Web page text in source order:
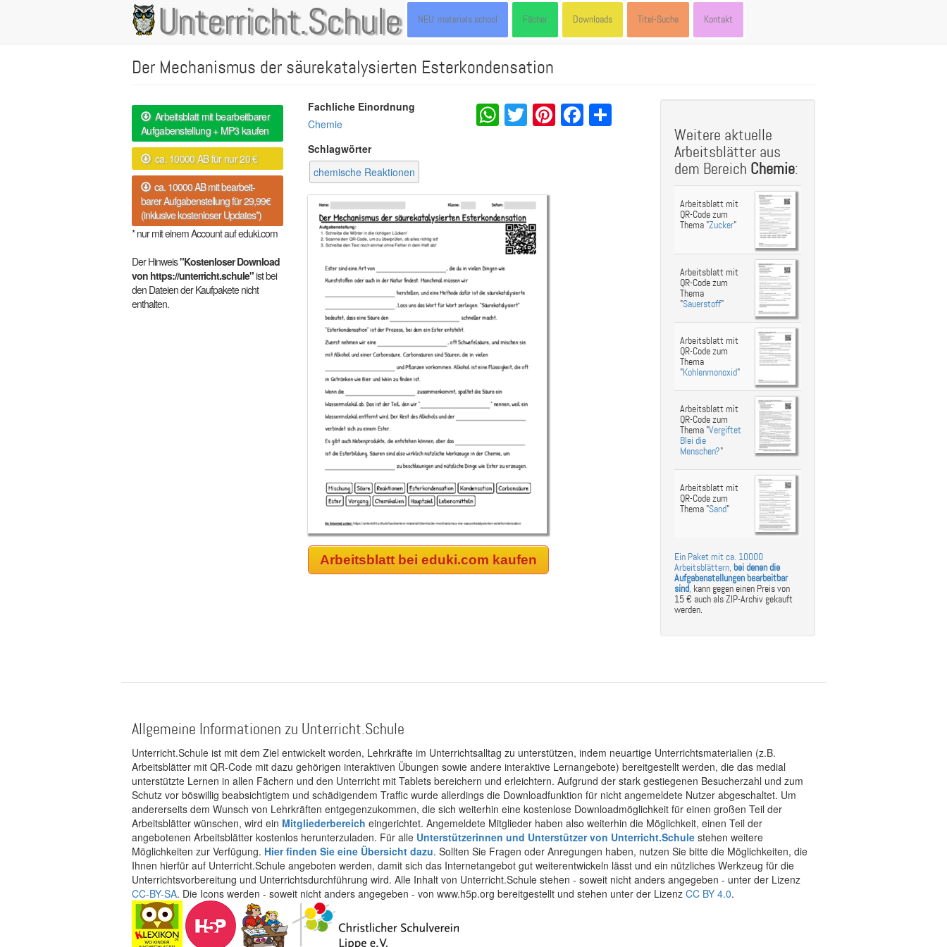
Unterricht.Schule
Main
navigation
NEU: materials.school Fächer Downloads Titel-Suche Kontakt
Der Mechanismus der säurekatalysierten Esterkondensation
Arbeitsblatt mit bearbeitbarer
Aufgabenstellung + MP3 kaufen
ca. 10000 AB für nur 20 €
ca. 10000 AB mit bearbeit-
barer Aufgabenstellung für 29,99€
(inklusive kostenloser Updates*)
* nur mit einem Account auf eduki.com
Der Hinweis"Kostenloser Download
von https://unterricht.schule"ist bei
den Dateien der Kaufpakete nicht
enthalten.
Fachliche Einordnung
Chemie
Schlagwörter
chemische Reaktionen
WhatsApp
Twitter
Pinterest
Facebook
Share
Arbeitsblatt bei eduki.com kaufen
Weitere aktuelle
Arbeitsblätter aus
dem Bereich Chemie:
Arbeitsblatt mit
QR-Code zum
Thema "Zucker"
Arbeitsblatt mit
QR-Code zum
Thema
"Sauerstoff"
Arbeitsblatt mit
QR-Code zum
Thema
"Kohlenmonoxid"
Arbeitsblatt mit
QR-Code zum
Thema "Vergiftet
Blei die
Menschen?"
Arbeitsblatt mit
QR-Code zum
Thema "Sand"
Ein Paket mit ca. 10000
Arbeitsblättern, bei denen die
Aufgabenstellungen bearbeitbar
sind, kann gegen einen Preis von
15 € auch als ZIP-Archiv gekauft
werden.
Allgemeine Informationen zu Unterricht.Schule
Unterricht.Schule ist mit dem Ziel entwickelt worden, Lehrkräfte im Unterrichtsalltag zu unterstützen, indem neuartige Unterrichtsmaterialien (z.B.
Arbeitsblätter mit QR-Code mit dazu gehörigen interaktiven Übungen sowie andere interaktive Lernangebote) bereitgestellt werden, die das medial
unterstützte Lernen in allen Fächern und den Unterricht mit Tablets bereichern und erleichtern. Aufgrund der stark gestiegenen Besucherzahl und zum
Schutz vor böswillig beabsichtigtem und schädigendem Traffic wurde allerdings die Downloadfunktion für nicht angemeldete Nutzer abgeschaltet. Um
andererseits dem Wunsch von Lehrkräften entgegenzukommen, die sich weiterhin eine kostenlose Downloadmöglichkeit für einen großen Teil der
Arbeitsblätter wünschen, wird ein Mitgliederbereich eingerichtet. Angemeldete Mitglieder haben also weiterhin die Möglichkeit, einen Teil der
angebotenen Arbeitsblätter kostenlos herunterzuladen. Für alle Unterstützerinnen und Unterstützer von Unterricht.Schule stehen weitere
Möglichkeiten zur Verfügung. Hier finden Sie eine Übersicht dazu. Sollten Sie Fragen oder Anregungen haben, nutzen Sie bitte die Möglichkeiten, die
Ihnen hierfür auf Unterricht.Schule angeboten werden, damit sich das Internetangebot gut weiterentwickeln lässt und ein nützliches Werkzeug für die
Unterrichtsvorbereitung und Unterrichtsdurchführung wird. Alle Inhalt von Unterricht.Schule stehen - soweit nicht anders angegeben - unter der Lizenz
CC-BY-SA. Die Icons werden - soweit nicht anders angegeben - von www.h5p.org bereitgestellt und stehen unter der Lizenz CC BY 4.0.